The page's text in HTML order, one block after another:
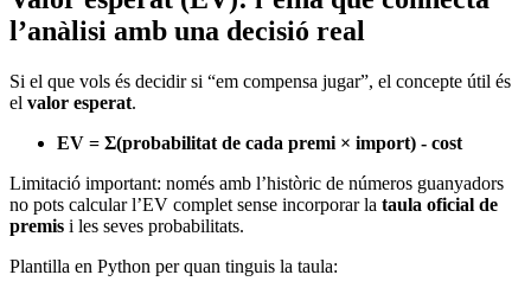
l’anàlisi amb una decisió real
Si el que vols és decidir si “em compensa jugar”, el concepte útil és
el valor esperat.
EV = Σ(probabilitat de cada premi × import) - cost
Limitació important: només amb l’històric de números guanyadors
no pots calcular l’EV complet sense incorporar la taula oficial de
premis i les seves probabilitats.
Plantilla en Python per quan tinguis la taula: